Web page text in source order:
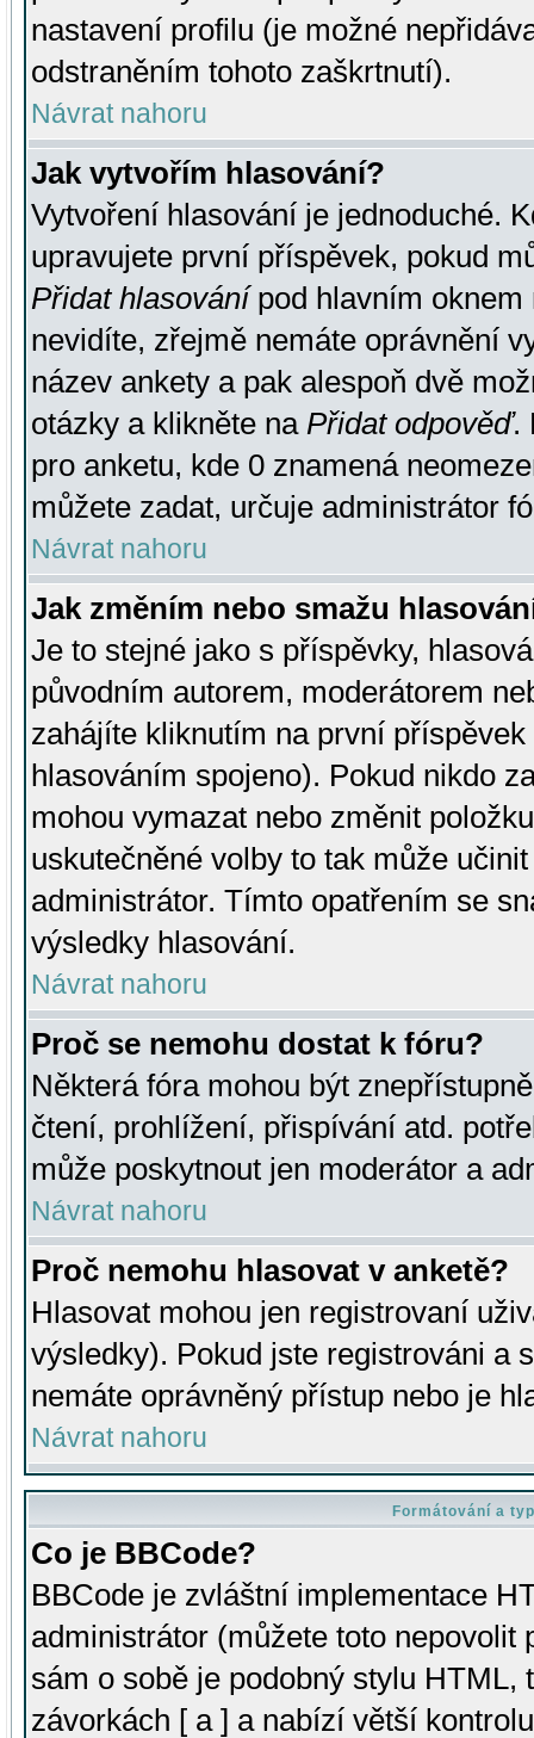
nastavení profilu (je možné
odstraněním tohoto zaškrtnutí).
Návrat nahoru
Jak vytvořím hlasování?
Vytvoření hlasování je jednoduché.
upravujete první příspěvek, pokud
Přidat hlasovánípod hlavním oknem
nevidíte, zřejmě nemáte oprávnění
název ankety a pak alespoň dvě
otázky a klikněte na Přidat odpověď.
pro anketu, kde 0 znamená
můžete zadat, určuje administrátor
Návrat nahoru
Jak změním nebo smažu
Je to stejné jako s příspěvky,
původním autorem, moderátorem
zahájíte kliknutím na první
hlasováním spojeno). Pokud nikdo
mohou vymazat nebo změnit
uskutečněné volby to tak může
administrátor. Tímto opatřením se
výsledky hlasování.
Návrat nahoru
Proč se nemohu dostat k fóru?
Některá fóra mohou být
čtení, prohlížení, přispívání atd.
může poskytnout jen moderátor a
Návrat nahoru
Proč nemohu hlasovat v anketě?
Hlasovat mohou jen registrovaní
výsledky). Pokud jste registrováni a
nemáte oprávněný přístup nebo je
Návrat nahoru
Formátování a
Co je BBCode?
BBCode je zvláštní implementace
administrátor (můžete toto
sám o sobě je podobný stylu HTML,
závorkách [ a ] a nabízí větší